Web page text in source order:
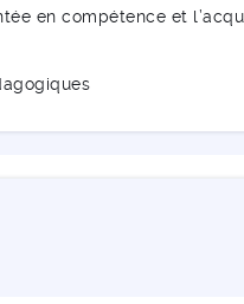
en compétence et